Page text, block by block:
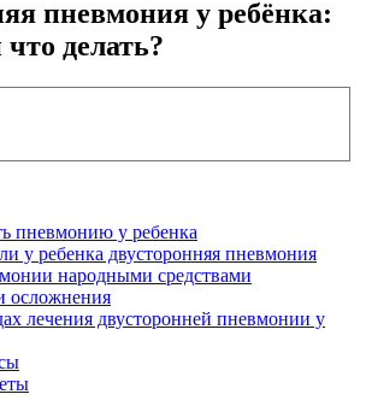
пневмония у ребёнка:
делать?
пневмонию у ребенка
у ребенка двусторонняя пневмония
народными средствами
осложнения
лечения двусторонней пневмонии у